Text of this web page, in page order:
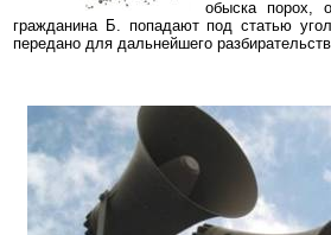
обыска порох,
гражданина Б. попадают под статью
передано для дальнейшего